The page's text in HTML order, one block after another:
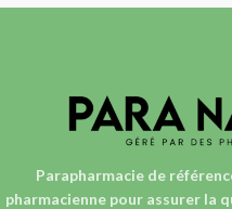
Parapharmacie de
pharmaciennepour assurer la